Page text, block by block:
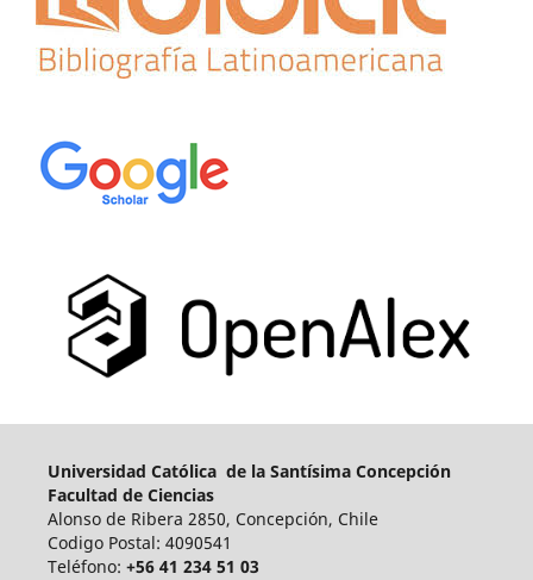
Universidad Católica de la Santísima Concepción
Facultad de Ciencias
Alonso de Ribera 2850, Concepción, Chile
Codigo Postal: 4090541
Teléfono: +56 41 234 51 03